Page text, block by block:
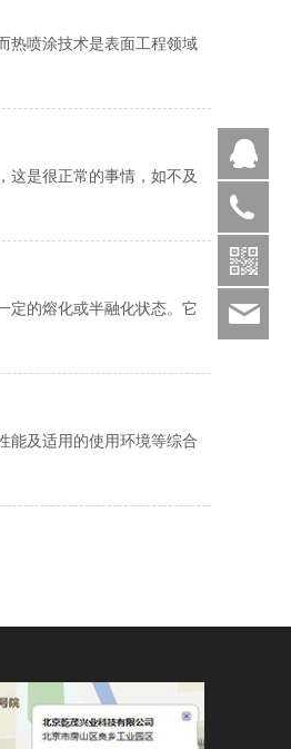
热喷涂技术是表面工程领域
这是很正常的事情，如不及
定的熔化或半融化状态。它
能及适用的使用环境等综合
400-
158-
1868